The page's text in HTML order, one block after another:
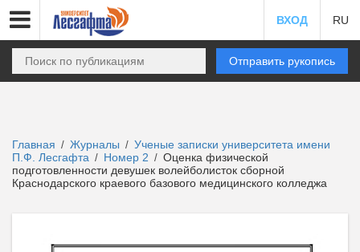
ВХОД RU
Отправить рукопись
Главная / Журналы / Ученые записки университета имени
П.Ф. Лесгафта / Номер 2 / Оценка физической
подготовленности девушек волейболисток сборной
Краснодарского краевого базового медицинского колледжа